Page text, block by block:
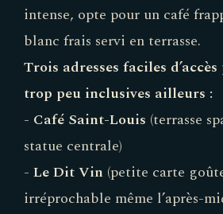
intense, opte pour un café
blanc frais servi en terrasse.
Trois adresses faciles
trop peu inclusives ailleurs :
- Café Saint-Louis (terrasse
statue centrale)
- Le Dit Vin (petite carte
irréprochable même l’après-